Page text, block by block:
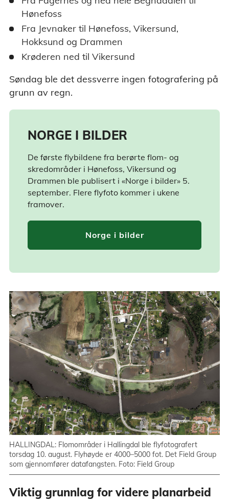
Hønefoss
Fra Jevnaker til Hønefoss, Vikersund,
Hokksund og Drammen
Krøderen ned til Vikersund
Søndag ble det dessverre ingen fotografering på
grunn av regn.
NORGE I BILDER
De første flybildene fra berørte flom- og
skredområder i Hønefoss, Vikersund og
Drammen ble publisert i «Norge i bilder» 5.
september. Flere flyfoto kommer i ukene
framover.
Norge i bilder
HALLINGDAL: Flomområder i Hallingdal ble flyfotografert
torsdag 10. august. Flyhøyde er 4000–5000 fot. Det Field Group
som gjennomfører datafangsten. Foto: Field Group
Viktig grunnlag for videre planarbeid